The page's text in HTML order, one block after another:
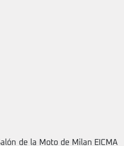
de la Moto de Milan EICMA